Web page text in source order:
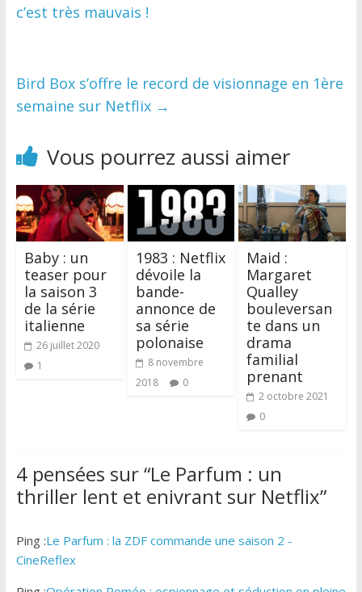
c’est très mauvais !
Bird Box s’offre le record de visionnage en 1ère
semaine sur Netflix →
Vous pourrez aussi aimer
Baby : un
teaser pour
la saison 3
de la série
italienne
26 juillet 2020
1
1983 : Netflix
dévoile la
bande-
annonce de
sa série
polonaise
8 novembre
2018
0
Maid :
Margaret
Qualley
bouleversan
te dans un
drama
familial
prenant
2 octobre 2021
0
4 pensées sur “Le Parfum : un
thriller lent et enivrant sur Netflix”
Ping :Le Parfum : la ZDF commande une saison 2 -
CineReflex